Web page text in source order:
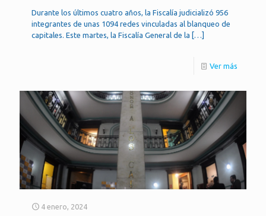
Durante los últimos cuatro años, la Fiscalía judicializó 956
integrantes de unas 1094 redes vinculadas al blanqueo de
capitales. Este martes, la Fiscalía General de la […]
Ver más
4 enero, 2024